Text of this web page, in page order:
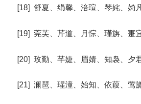
[18] 舒夏、绢馨、涪瑄、琴姹、婍
[19] 莞芙、芹道、月悰、瑾旃、寁
[20] 玫勤、芊婕、眉婧、知袅、夕
[21] 澜琶、瑆潼、始知、依葭、莺